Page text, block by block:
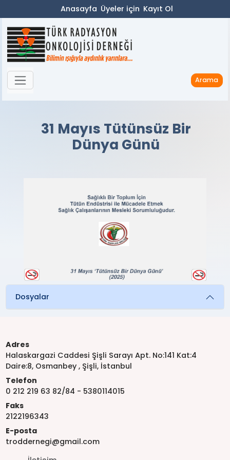
Anasayfa Üyeler için Kayıt Ol
Arama
31 Mayıs Tütünsüz Bir
Dünya Günü
Dosyalar
Adres
Halaskargazi Caddesi Şişli Sarayı Apt. No:141 Kat:4
Daire:8, Osmanbey , Şişli, İstanbul
Telefon
0 212 219 63 82/84 - 5380114015
Faks
2122196343
E-posta
troddernegi@gmail.com